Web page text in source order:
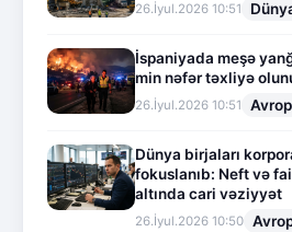
26.İyul.2026 10:51
İspaniyada meşə
min nəfər təxliyə
26.İyul.2026 10:51
Dünya birjaları
fokuslanıb: Neft və
altında cari vəziyyət
26.İyul.2026 10:50